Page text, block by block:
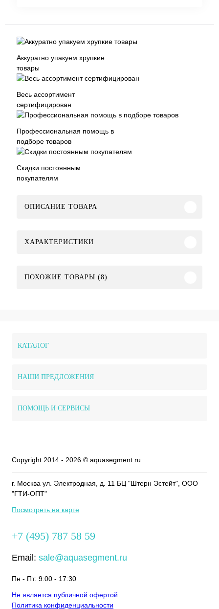
Аккуратно упакуем хрупкие
товары
Весь ассортимент
сертифицирован
Профессиональная помощь в
подборе товаров
Скидки постоянным
покупателям
ОПИСАНИЕ ТОВАРА
ХАРАКТЕРИСТИКИ
ПОХОЖИЕ ТОВАРЫ (8)
КАТАЛОГ
НАШИ ПРЕДЛОЖЕНИЯ
ПОМОЩЬ И СЕРВИСЫ
Copyright 2014 - 2026 © aquasegment.ru
г. Москва ул. Электродная, д. 11 БЦ "Штерн Эстейт", ООО
"ГТИ-ОПТ"
Посмотреть на карте
+7 (495) 787 58 59
Email: sale@aquasegment.ru
Пн - Пт: 9:00 - 17:30
Не является публичной офертой
Политика конфиденциальности